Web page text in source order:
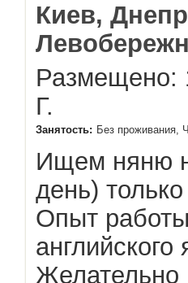
Киев,
Размещено:
Г.
Занятость: Без проживания,
Ищем няню
день)
Опыт
Желательно